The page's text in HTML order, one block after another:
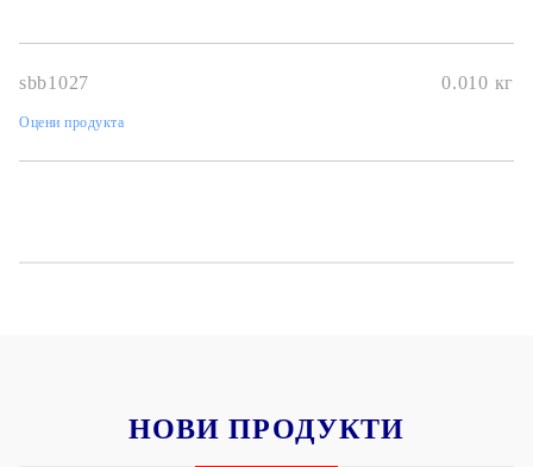
sbb1027 0.010 кг
Оцени продукта
НОВИ ПРОДУКТИ